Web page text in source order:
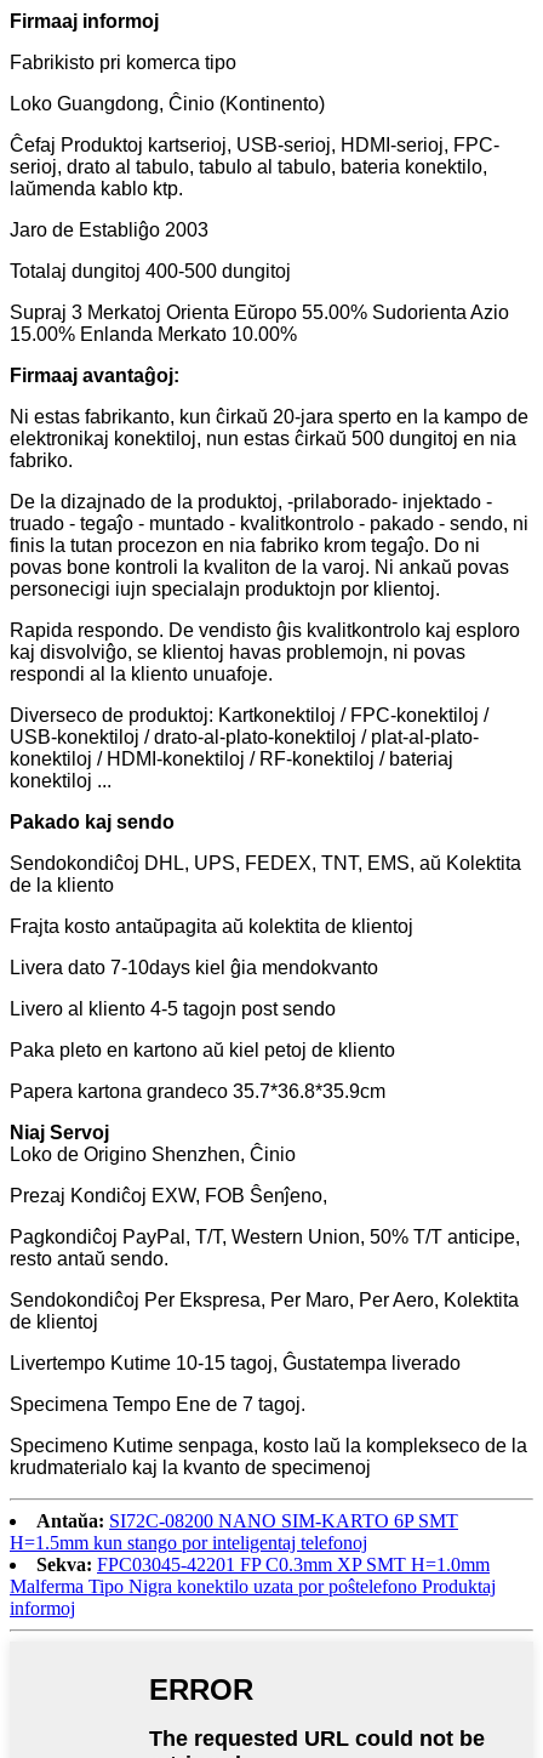
Firmaaj informoj
Fabrikisto pri komerca tipo
Loko Guangdong, Ĉinio (Kontinento)
Ĉefaj Produktoj kartserioj, USB-serioj, HDMI-serioj, FPC-
serioj, drato al tabulo, tabulo al tabulo, bateria konektilo,
laŭmenda kablo ktp.
Jaro de Establiĝo 2003
Totalaj dungitoj 400-500 dungitoj
Supraj 3 Merkatoj Orienta Eŭropo 55.00% Sudorienta Azio
15.00% Enlanda Merkato 10.00%
Firmaaj avantaĝoj:
Ni estas fabrikanto, kun ĉirkaŭ 20-jara sperto en la kampo de
elektronikaj konektiloj, nun estas ĉirkaŭ 500 dungitoj en nia
fabriko.
De la dizajnado de la produktoj, -prilaborado- injektado -
truado - tegaĵo - muntado - kvalitkontrolo - pakado - sendo, ni
finis la tutan procezon en nia fabriko krom tegaĵo. Do ni
povas bone kontroli la kvaliton de la varoj. Ni ankaŭ povas
personecigi iujn specialajn produktojn por klientoj.
Rapida respondo. De vendisto ĝis kvalitkontrolo kaj esploro
kaj disvolviĝo, se klientoj havas problemojn, ni povas
respondi al la kliento unuafoje.
Diverseco de produktoj: Kartkonektiloj / FPC-konektiloj /
USB-konektiloj / drato-al-plato-konektiloj / plat-al-plato-
konektiloj / HDMI-konektiloj / RF-konektiloj / bateriaj
konektiloj ...
Pakado kaj sendo
Sendokondiĉoj DHL, UPS, FEDEX, TNT, EMS, aŭ Kolektita
de la kliento
Frajta kosto antaŭpagita aŭ kolektita de klientoj
Livera dato 7-10days kiel ĝia mendokvanto
Livero al kliento 4-5 tagojn post sendo
Paka pleto en kartono aŭ kiel petoj de kliento
Papera kartona grandeco 35.7*36.8*35.9cm
Niaj Servoj
Loko de Origino Shenzhen, Ĉinio
Prezaj Kondiĉoj EXW, FOB Ŝenĵeno,
Pagkondiĉoj PayPal, T/T, Western Union, 50% T/T anticipe,
resto antaŭ sendo.
Sendokondiĉoj Per Ekspresa, Per Maro, Per Aero, Kolektita
de klientoj
Livertempo Kutime 10-15 tagoj, Ĝustatempa liverado
Specimena Tempo Ene de 7 tagoj.
Specimeno Kutime senpaga, kosto laŭ la komplekseco de la
krudmaterialo kaj la kvanto de specimenoj
Antaŭa: SI72C-08200 NANO SIM-KARTO 6P SMT
H=1.5mm kun stango por inteligentaj telefonoj
Sekva: FPC03045-42201 FP C0.3mm XP SMT H=1.0mm
Malferma Tipo Nigra konektilo uzata por poŝtelefono Produktaj
informoj